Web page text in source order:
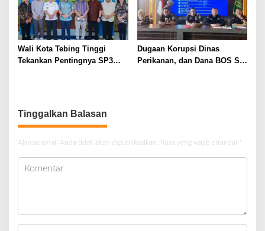
Wali Kota Tebing Tinggi
Tekankan Pentingnya SP3
Dugaan Korupsi Dinas
Perikanan, dan Dana BOS SD
Tinggalkan Balasan
Alamat email Anda tidak akan dipublikasikan. Ruas yang wajib ditandai *